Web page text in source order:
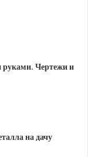
при
влажность
и
-15°С.
ВБбШв
руками. Чертежи и
на дачу